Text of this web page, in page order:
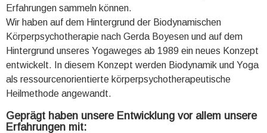
Erfahrungen sammeln können.
Wir haben auf dem Hintergrund der Biodynamischen
Körperpsychotherapie nach Gerda Boyesen und auf dem
Hintergrund unseres Yogaweges ab 1989 ein neues Konzept
entwickelt. In diesem Konzept werden Biodynamik und Yoga
als ressourcenorientierte körperpsychotherapeutische
Heilmethode angewandt.
Geprägt haben unsere Entwicklung vor allem unsere
Erfahrungen mit: